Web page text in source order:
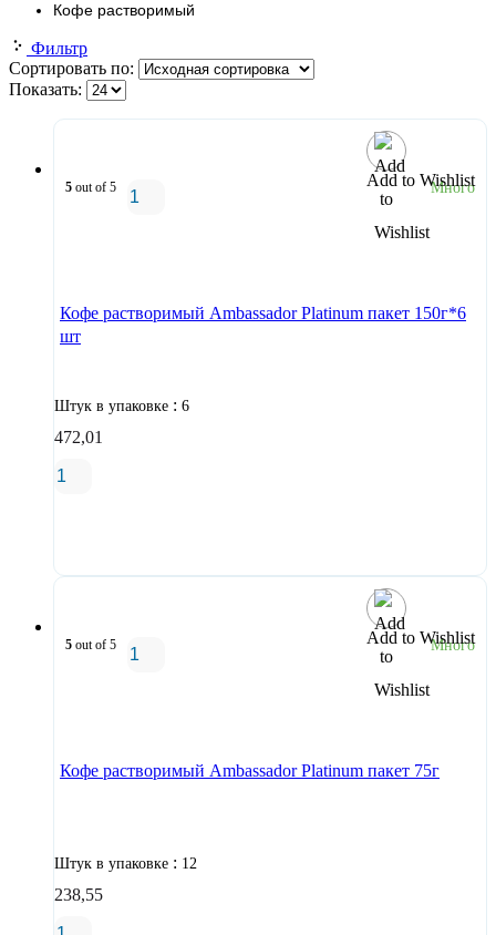
Кофе растворимый
Фильтр
Сортировать по:
Показать:
Add to Wishlist
5 out of 5 Много
Кофе растворимый Ambassador Platinum пакет 150г*6
шт
Штук в упаковке : 6
472,01
Add to Wishlist
5 out of 5 Много
Кофе растворимый Ambassador Platinum пакет 75г
Штук в упаковке : 12
238,55